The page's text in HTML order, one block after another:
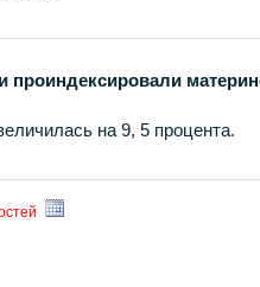
проиндексировали
на 9, 5 процента.